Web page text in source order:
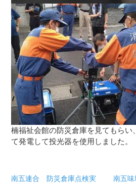
楠福祉会館の防災倉庫を見てもらい
て発電して投光器を使用しました。
南五連合 防災倉庫点検実
南五味